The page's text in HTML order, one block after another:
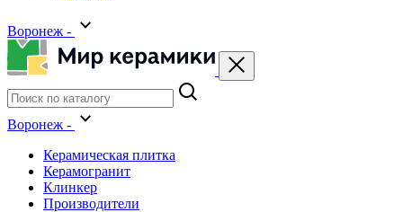
Воронеж -
Воронеж -
Керамическая плитка
Керамогранит
Клинкер
Производители